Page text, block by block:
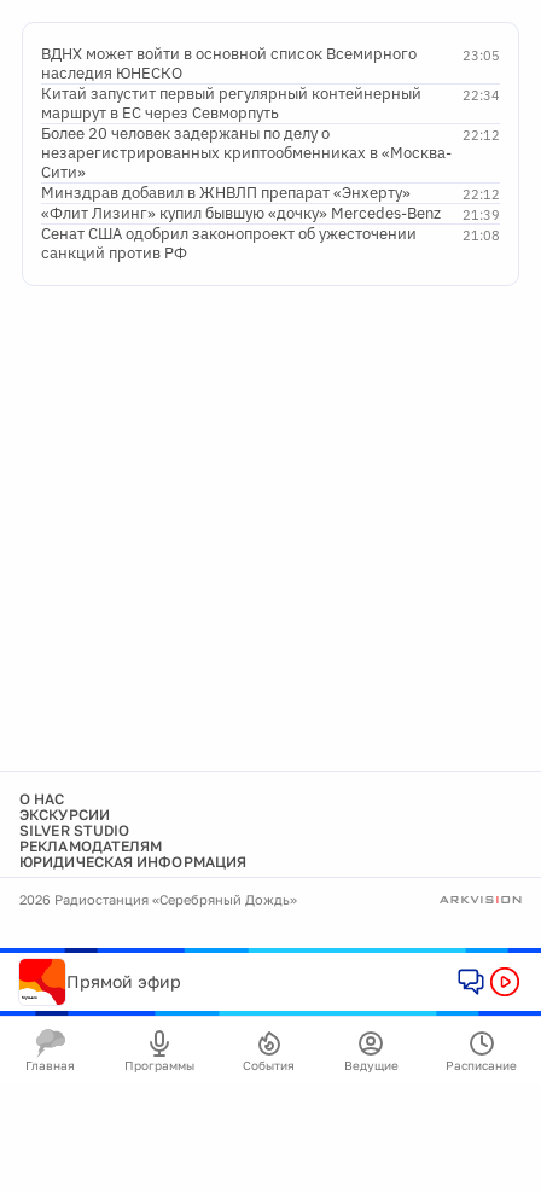
23:05
ВДНХ может войти в основной список Всемирного
наследия ЮНЕСКО
22:34
Китай запустит первый регулярный контейнерный
маршрут в ЕС через Севморпуть
22:12
Более 20 человек задержаны по делу о
незарегистрированных криптообменниках в «Москва-
Сити»
22:12
Минздрав добавил в ЖНВЛП препарат «Энхерту»
21:39
«Флит Лизинг» купил бывшую «дочку» Mercedes-Benz
21:08
Сенат США одобрил законопроект об ужесточении
санкций против РФ
О НАС
ЭКСКУРСИИ
SILVER STUDIO
РЕКЛАМОДАТЕЛЯМ
ЮРИДИЧЕСКАЯ ИНФОРМАЦИЯ
2026 Радиостанция «Серебряный Дождь»
Прямой эфир
Главная Программы События Ведущие Расписание